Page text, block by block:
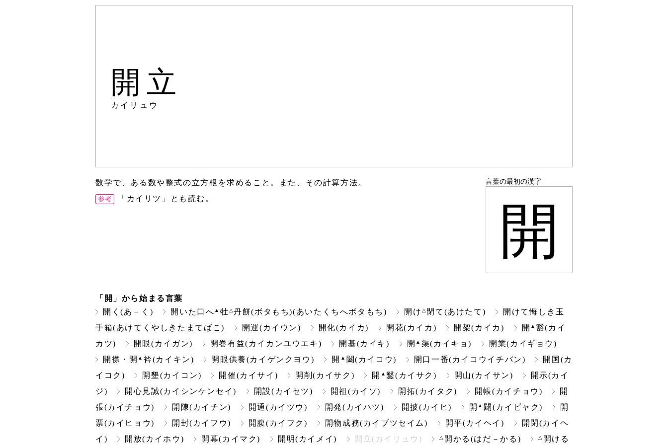
開立
カイリュウ
数学で、ある数や整式の立方根を求めること。また、その計算方法。
「カイリツ」とも読む。
言葉の最初の漢字
開
「開」から始まる言葉
開く(あ－く)
開いた口へ ▲ 牡 △丹餅(ボタもち)(あいたくちへボタもち) 開け △ 閉て(あけたて)
開けて悔しき玉
手箱(あけてくやしきたまてばこ)
開運(カイウン) 開化(カイカ) 開花(カイカ) 開架(カイカ) 開 ▲ 豁(カイ
カツ)
開眼(カイガン) 開巻有益(カイカンユウエキ) 開基(カイキ) 開 ▲ 渠(カイキョ)
開業(カイギョウ)
開襟・開 ▲ 衿(カイキン) 開眼供養(カイゲンクヨウ) 開 ▲ 闔(カイコウ) 開口一番(カイコウイチバン)
開国(カ
イコク)
開墾(カイコン) 開催(カイサイ) 開削(カイサク) 開 ▲鑿(カイサク) 開山(カイサン)
開示(カイ
ジ)
開心見誠(カイシンケンセイ) 開設(カイセツ) 開祖(カイソ) 開拓(カイタク) 開帳(カイチョウ)
開
張(カイチョウ)
開陳(カイチン) 開通(カイツウ) 開発(カイハツ) 開披(カイヒ) 開 ▲闢(カイビャク)
開
票(カイヒョウ)
開封(カイフウ) 開腹(カイフク) 開物成務(カイブツセイム) 開平(カイヘイ)
開閉(カイヘ
イ)
開放(カイホウ) 開幕(カイマク) 開明(カイメイ) 開立(カイリュウ) △ 開かる(はだ－かる) △ 開ける